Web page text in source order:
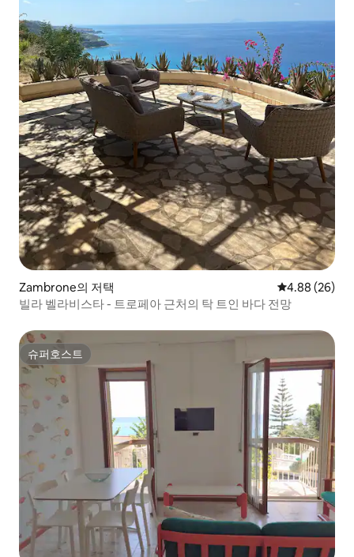
Zambrone의 저택 평점 4.88점(5
4.88 (26)
빌라 벨라비스타 - 트로페아 근처의 탁 트인 바다 전망
슈퍼호스트
슈퍼호스트